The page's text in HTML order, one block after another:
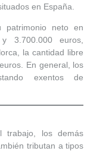
en España
neto en
3.700.000 euros
la cantidad libre
En general, los
exentos de
trabajo, los demás
tributan a tipos